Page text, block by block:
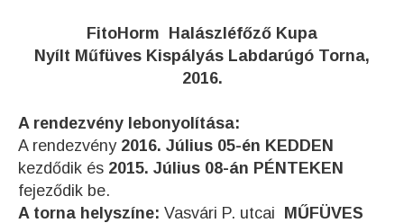
FitoHorm Halászléfőző Kupa
Nyílt Műfüves Kispályás Labdarúgó Torna,
2016.
A rendezvény lebonyolítása:
A rendezvény 2016. Július 05-én KEDDEN
kezdődik és 2015. Július 08-án PÉNTEKEN
fejeződik be.
A torna helyszíne: Vasvári P. utcai
MŰFÜVES